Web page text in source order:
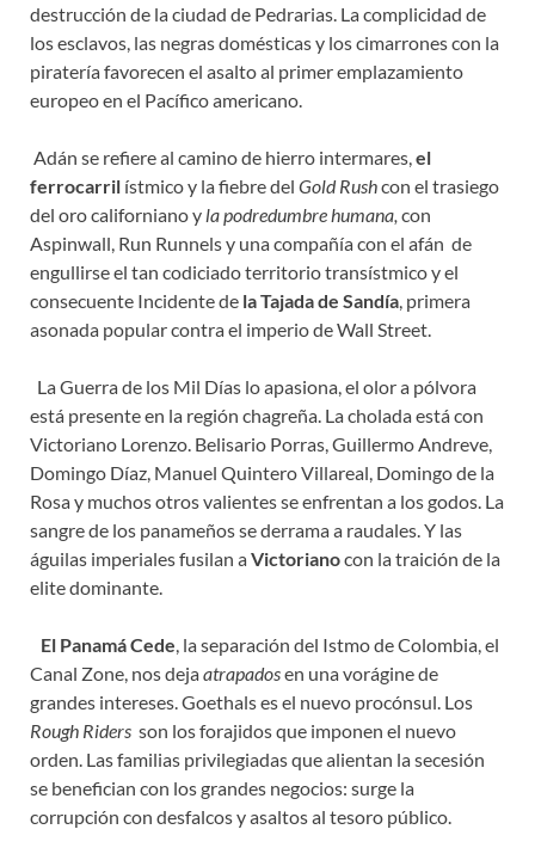
destrucción de la ciudad de Pedrarias. La complicidad de
los esclavos, las negras domésticas y los cimarrones con la
piratería favorecen el asalto al primer emplazamiento
europeo en el Pacífico americano.
Adán se refiere al camino de hierro intermares,el
ferrocarril ístmico y la fiebre del Gold Rushcon el trasiego
del oro californiano y la podredumbre humana, con
Aspinwall, Run Runnels y una compañía con el afán de
engullirse el tan codiciado territorio transístmico y el
consecuente Incidente de la Tajada de Sandía, primera
asonada popular contra el imperio de Wall Street.
La Guerra de los Mil Días lo apasiona, el olor a pólvora
está presente en la región chagreña. La cholada está con
Victoriano Lorenzo. Belisario Porras, Guillermo Andreve,
Domingo Díaz, Manuel Quintero Villareal, Domingo de la
Rosa y muchos otros valientes se enfrentan a los godos. La
sangre de los panameños se derrama a raudales. Y las
águilas imperiales fusilan aVictorianocon la traición de la
elite dominante.
El Panamá Cede, la separación del Istmo de Colombia, el
Canal Zone, nos dejaatrapadosen una vorágine de
grandes intereses. Goethals es el nuevo procónsul. Los
Rough Riders son los forajidos que imponen el nuevo
orden. Las familias privilegiadas que alientan la secesión
se benefician con los grandes negocios: surge la
corrupción con desfalcos y asaltos al tesoro público.